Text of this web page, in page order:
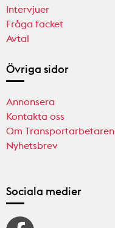
Intervjuer
Fråga facket
Avtal
Övriga sidor
Annonsera
Kontakta oss
Om Transportarbetaren
Nyhetsbrev
Sociala medier